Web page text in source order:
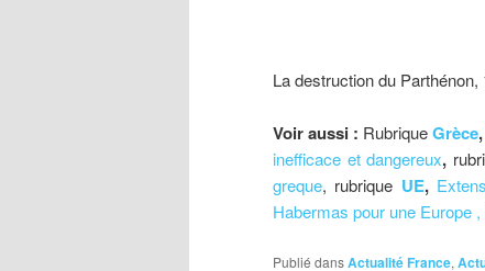
La destruction du
Voir aussi : Rubrique Grèce,
inefficace et dangereux,
greque, rubrique UE,
Habermas pour une Europe
Publié dansActualité France,